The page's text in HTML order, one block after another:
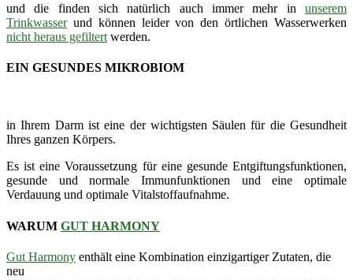
und die finden sich natürlich auch immer mehr in unserem
Trinkwasserund können leider von den örtlichen Wasserwerken
nicht heraus gefiltert werden.
EIN GESUNDES MIKROBIOM
in Ihrem Darm ist eine der wichtigsten Säulen für die Gesundheit
Ihres ganzen Körpers.
Es ist eine Voraussetzung für eine gesunde Entgiftungsfunktionen,
gesunde und normale Immunfunktionen und eine optimale
Verdauung und optimale Vitalstoffaufnahme.
WARUM GUT HARMONY
Gut Harmony enthält eine Kombination einzigartiger Zutaten, die
neu